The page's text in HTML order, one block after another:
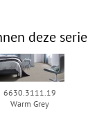
deze serie
6630.3111.19
Warm Grey